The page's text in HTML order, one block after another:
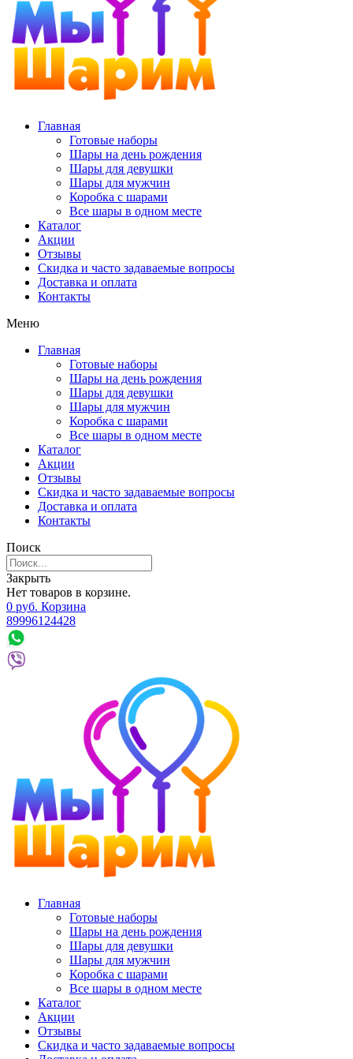
Главная
Готовые наборы
Шары на день рождения
Шары для девушки
Шары для мужчин
Коробка с шарами
Все шары в одном месте
Каталог
Акции
Отзывы
Скидка и часто задаваемые вопросы
Доставка и оплата
Контакты
Меню
Главная
Готовые наборы
Шары на день рождения
Шары для девушки
Шары для мужчин
Коробка с шарами
Все шары в одном месте
Каталог
Акции
Отзывы
Скидка и часто задаваемые вопросы
Доставка и оплата
Контакты
Поиск
Закрыть
Нет товаров в корзине.
0 руб. Корзина
89996124428
Главная
Готовые наборы
Шары на день рождения
Шары для девушки
Шары для мужчин
Коробка с шарами
Все шары в одном месте
Каталог
Акции
Отзывы
Скидка и часто задаваемые вопросы